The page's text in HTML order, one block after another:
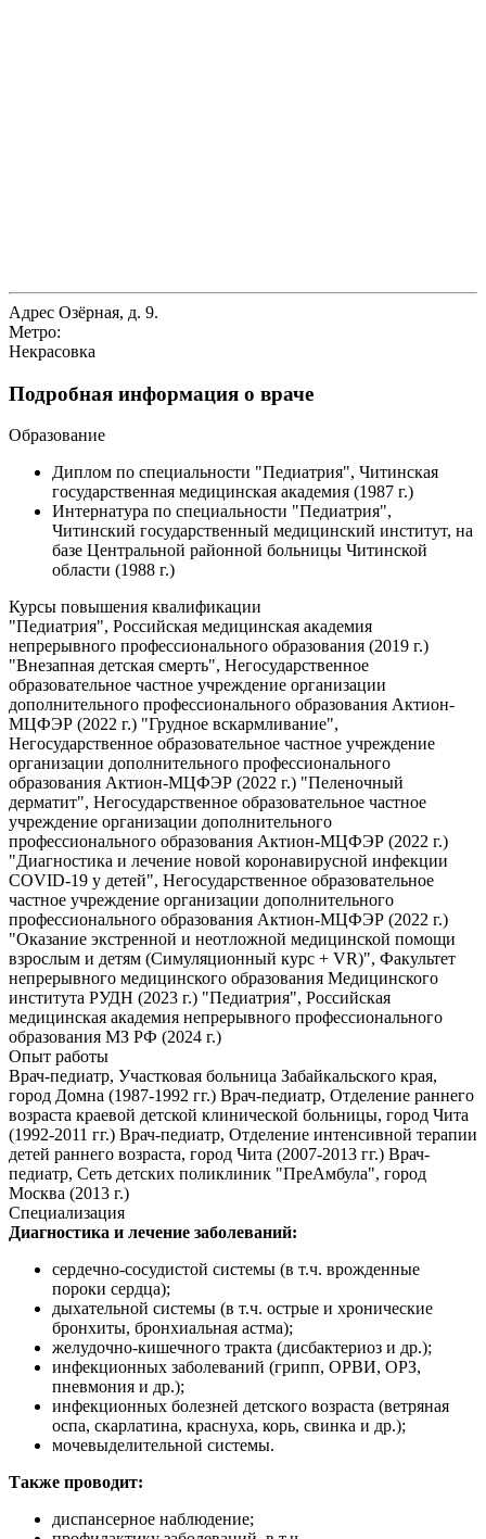
Адрес Озёрная, д. 9.
Метро:
Некрасовка
Подробная информация о враче
Образование
Диплом по специальности "Педиатрия", Читинская
государственная медицинская академия (1987 г.)
Интернатура по специальности "Педиатрия",
Читинский государственный медицинский институт, на
базе Центральной районной больницы Читинской
области (1988 г.)
Курсы повышения квалификации
"Педиатрия", Российская медицинская академия
непрерывного профессионального образования (2019 г.)
"Внезапная детская смерть", Негосударственное
образовательное частное учреждение организации
дополнительного профессионального образования Актион-
МЦФЭР (2022 г.) "Грудное вскармливание",
Негосударственное образовательное частное учреждение
организации дополнительного профессионального
образования Актион-МЦФЭР (2022 г.) "Пеленочный
дерматит", Негосударственное образовательное частное
учреждение организации дополнительного
профессионального образования Актион-МЦФЭР (2022 г.)
"Диагностика и лечение новой коронавирусной инфекции
COVID-19 у детей", Негосударственное образовательное
частное учреждение организации дополнительного
профессионального образования Актион-МЦФЭР (2022 г.)
"Оказание экстренной и неотложной медицинской помощи
взрослым и детям (Симуляционный курс + VR)", Факультет
непрерывного медицинского образования Медицинского
института РУДН (2023 г.) "Педиатрия", Российская
медицинская академия непрерывного профессионального
образования МЗ РФ (2024 г.)
Опыт работы
Врач-педиатр, Участковая больница Забайкальского края,
город Домна (1987-1992 гг.) Врач-педиатр, Отделение раннего
возраста краевой детской клинической больницы, город Чита
(1992-2011 гг.) Врач-педиатр, Отделение интенсивной терапии
детей раннего возраста, город Чита (2007-2013 гг.) Врач-
педиатр, Сеть детских поликлиник "ПреАмбула", город
Москва (2013 г.)
Специализация
Диагностика и лечение заболеваний:
сердечно-сосудистой системы (в т.ч. врожденные
пороки сердца);
дыхательной системы (в т.ч. острые и хронические
бронхиты, бронхиальная астма);
желудочно-кишечного тракта (дисбактериоз и др.);
инфекционных заболеваний (грипп, ОРВИ, ОРЗ,
пневмония и др.);
инфекционных болезней детского возраста (ветряная
оспа, скарлатина, краснуха, корь, свинка и др.);
мочевыделительной системы.
Также проводит:
диспансерное наблюдение;